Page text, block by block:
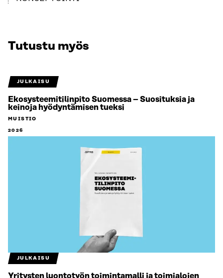
Tutustu myös
JULKAISU
Ekosysteemitilinpito Suomessa – Suosituksia ja
keinoja hyödyntämisen tueksi
MUISTIO
2026
JULKAISU
Yritysten luontotyön toimintamalli ja toimialojen